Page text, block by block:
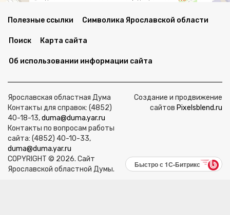
Полезные ссылки Символика Ярославской области
Поиск Карта сайта
Об использовании информации сайта
Ярославская областная Дума
Контакты для справок: (4852)
40-18-13,duma@duma.yar.ru
Контакты по вопросам работы
сайта: (4852) 40-10-33,
duma@duma.yar.ru
COPYRIGHT © 2026. Сайт
Ярославской областной Думы.
Создание и продвижение
сайтов Pixelsblend.ru
Быстро с 1С-Битрикс